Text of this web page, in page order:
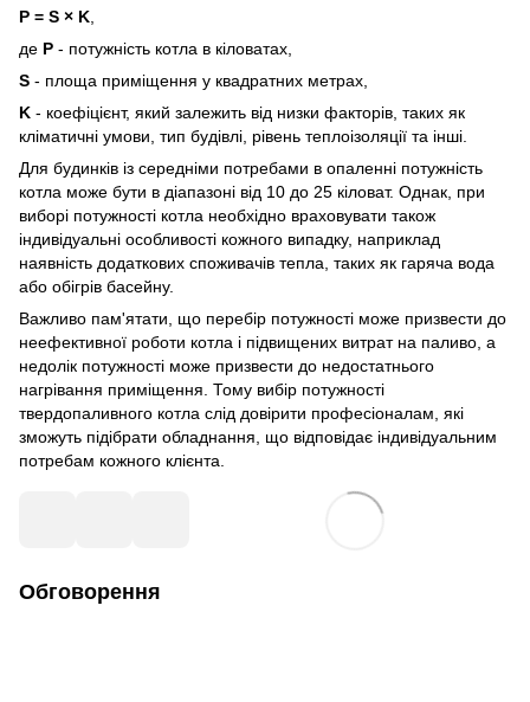
P = S × K
де P - потужність котла в кіловатах,
S - площа приміщення у квадратних метрах,
K - коефіцієнт, який залежить від низки факторів, таких як
кліматичні умови, тип будівлі, рівень теплоізоляції та інші.
Для будинків із середніми потребами в опаленні потужність
котла може бути в діапазоні від 10 до 25 кіловат. Однак, при
виборі потужності котла необхідно враховувати також
індивідуальні особливості кожного випадку, наприклад
наявність додаткових споживачів тепла, таких як гаряча вода
або обігрів басейну.
Важливо пам'ятати, що перебір потужності може призвести до
неефективної роботи котла і підвищених витрат на паливо, а
недолік потужності може призвести до недостатнього
нагрівання приміщення. Тому вибір потужності
твердопаливного котла слід довірити професіоналам, які
зможуть підібрати обладнання, що відповідає індивідуальним
потребам кожного клієнта.
Обговорення